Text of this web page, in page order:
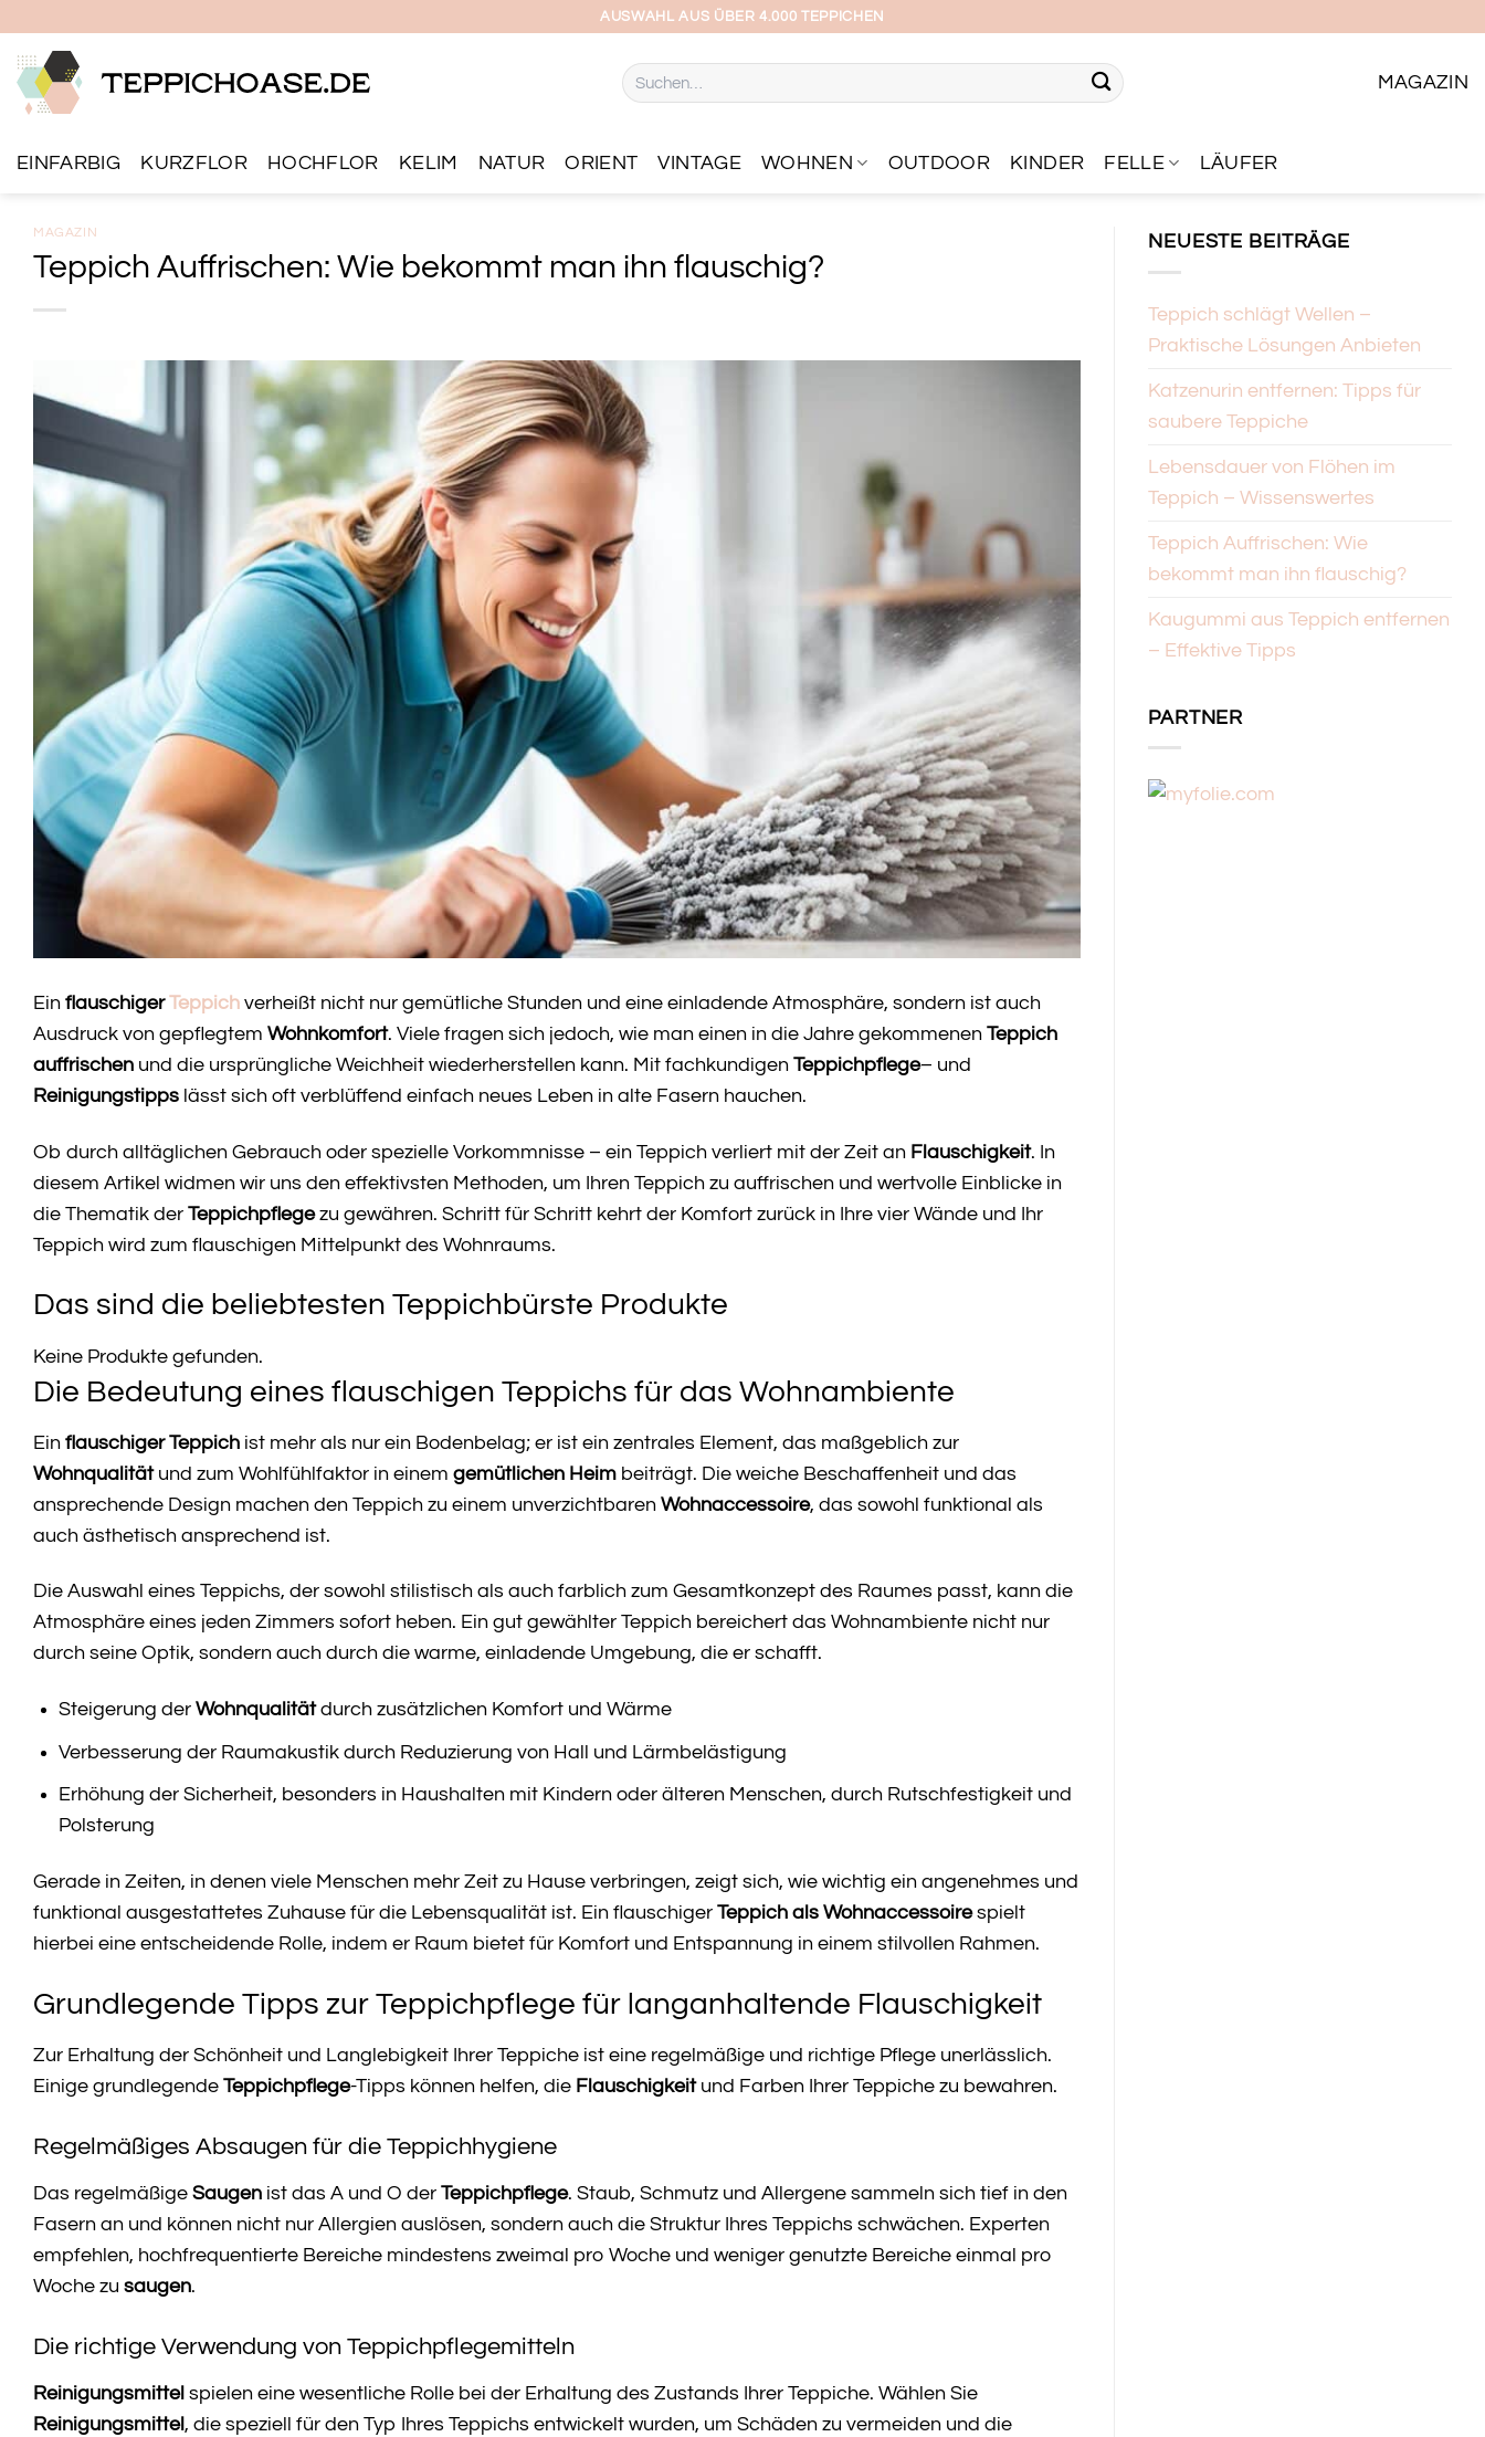
springen
AUSWAHL AUS ÜBER 4.000 TEPPICHEN
Suchen
nach:
MAGAZIN
EINFARBIG KURZFLOR HOCHFLOR KELIM NATUR ORIENT VINTAGE WOHNEN OUTDOOR KINDER FELLE LÄUFER
MAGAZIN
Teppich Auffrischen: Wie bekommt man ihn flauschig?
Ein flauschigerTeppich verheißt nicht nur gemütliche Stunden und eine einladende Atmosphäre, sondern ist auch
Ausdruck von gepflegtem Wohnkomfort. Viele fragen sich jedoch, wie man einen in die Jahre gekommenen Teppich
auffrischen und die ursprüngliche Weichheit wiederherstellen kann. Mit fachkundigen Teppichpflege– und
Reinigungstipps lässt sich oft verblüffend einfach neues Leben in alte Fasern hauchen.
Ob durch alltäglichen Gebrauch oder spezielle Vorkommnisse – ein Teppich verliert mit der Zeit an Flauschigkeit. In
diesem Artikel widmen wir uns den effektivsten Methoden, um Ihren Teppich zu auffrischen und wertvolle Einblicke in
die Thematik der Teppichpflegezu gewähren. Schritt für Schritt kehrt der Komfort zurück in Ihre vier Wände und Ihr
Teppich wird zum flauschigen Mittelpunkt des Wohnraums.
Das sind die beliebtesten Teppichbürste Produkte
Keine Produkte gefunden.
Die Bedeutung eines flauschigen Teppichs für das Wohnambiente
Ein flauschiger Teppich ist mehr als nur ein Bodenbelag; er ist ein zentrales Element, das maßgeblich zur
Wohnqualitätund zum Wohlfühlfaktor in einem gemütlichen Heim beiträgt. Die weiche Beschaffenheit und das
ansprechende Design machen den Teppich zu einem unverzichtbaren Wohnaccessoire, das sowohl funktional als
auch ästhetisch ansprechend ist.
Die Auswahl eines Teppichs, der sowohl stilistisch als auch farblich zum Gesamtkonzept des Raumes passt, kann die
Atmosphäre eines jeden Zimmers sofort heben. Ein gut gewählter Teppich bereichert das Wohnambiente nicht nur
durch seine Optik, sondern auch durch die warme, einladende Umgebung, die er schafft.
Steigerung der Wohnqualitätdurch zusätzlichen Komfort und Wärme
Verbesserung der Raumakustik durch Reduzierung von Hall und Lärmbelästigung
Erhöhung der Sicherheit, besonders in Haushalten mit Kindern oder älteren Menschen, durch Rutschfestigkeit und
Polsterung
Gerade in Zeiten, in denen viele Menschen mehr Zeit zu Hause verbringen, zeigt sich, wie wichtig ein angenehmes und
funktional ausgestattetes Zuhause für die Lebensqualität ist. Ein flauschiger Teppich als Wohnaccessoirespielt
hierbei eine entscheidende Rolle, indem er Raum bietet für Komfort und Entspannung in einem stilvollen Rahmen.
Grundlegende Tipps zur Teppichpflege für langanhaltende Flauschigkeit
Zur Erhaltung der Schönheit und Langlebigkeit Ihrer Teppiche ist eine regelmäßige und richtige Pflege unerlässlich.
Einige grundlegende Teppichpflege-Tipps können helfen, die Flauschigkeitund Farben Ihrer Teppiche zu bewahren.
Regelmäßiges Absaugen für die Teppichhygiene
Das regelmäßige Saugen ist das A und O der Teppichpflege. Staub, Schmutz und Allergene sammeln sich tief in den
Fasern an und können nicht nur Allergien auslösen, sondern auch die Struktur Ihres Teppichs schwächen. Experten
empfehlen, hochfrequentierte Bereiche mindestens zweimal pro Woche und weniger genutzte Bereiche einmal pro
Woche zu saugen.
Die richtige Verwendung von Teppichpflegemitteln
Reinigungsmittel spielen eine wesentliche Rolle bei der Erhaltung des Zustands Ihrer Teppiche. Wählen Sie
Reinigungsmittel, die speziell für den Typ Ihres Teppichs entwickelt wurden, um Schäden zu vermeiden und die
NEUESTE BEITRÄGE
Teppich schlägt Wellen –
Praktische Lösungen Anbieten
Katzenurin entfernen: Tipps für
saubere Teppiche
Lebensdauer von Flöhen im
Teppich – Wissenswertes
Teppich Auffrischen: Wie
bekommt man ihn flauschig?
Kaugummi aus Teppich entfernen
– Effektive Tipps
PARTNER